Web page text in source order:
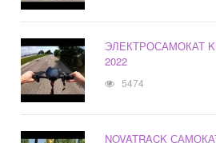
ЭЛЕКТРОСАМОКАТ
2022
5474
NOVATRACK